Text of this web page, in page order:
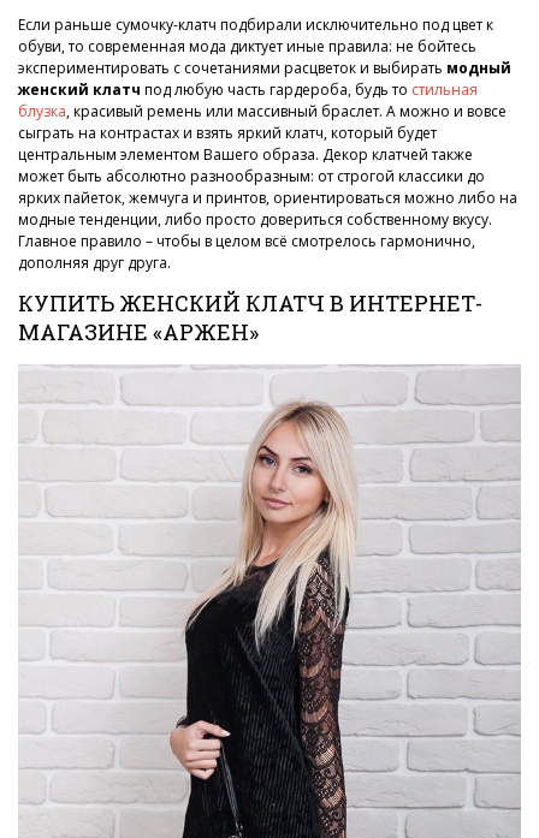
Если раньше сумочку-клатч подбирали исключительно под цвет к
обуви, то современная мода диктует иные правила: не бойтесь
экспериментировать с сочетаниями расцветок и выбирать модный
женский клатч под любую часть гардероба, будь то стильная
блузка, красивый ремень или массивный браслет. А можно и вовсе
сыграть на контрастах и взять яркий клатч, который будет
центральным элементом Вашего образа. Декор клатчей также
может быть абсолютно разнообразным: от строгой классики до
ярких пайеток, жемчуга и принтов, ориентироваться можно либо на
модные тенденции, либо просто довериться собственному вкусу.
Главное правило – чтобы в целом всё смотрелось гармонично,
дополняя друг друга.
КУПИТЬ ЖЕНСКИЙ КЛАТЧ В ИНТЕРНЕТ-
МАГАЗИНЕ «АРЖЕН»